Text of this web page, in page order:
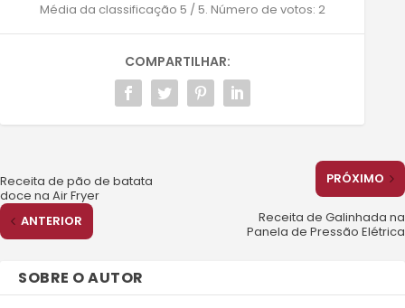
Média da classificação 5 / 5. Número de votos: 2
COMPARTILHAR:
Receita de pão de batata
doce na Air Fryer
ANTERIOR
PRÓXIMO
Receita de Galinhada na
Panela de Pressão Elétrica
SOBRE O AUTOR